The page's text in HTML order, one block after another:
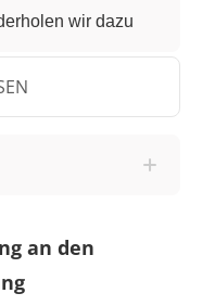
wir dazu
der Fische
für das
und diesen
stellt eine
dar. Mit den
an den